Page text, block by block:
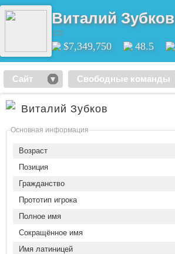
Виталий Зубков
CD
$7,349,750 48.5
Сайт Свободные команды
Виталий Зубков
Основная информация
Возраст
Позиция
Гражданство
Прототип игрока
Полное имя
Сокращённое имя
Имя латиницей